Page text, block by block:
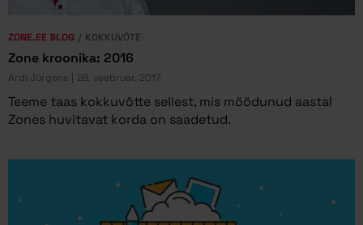
ZONE.EE BLOG KOKKUVÕTE
Zone kroonika: 2016
Ardi Jürgens 28. veebruar, 2017
Teeme taas kokkuvõtte sellest, mis möödunud aastal
Zones huvitavat korda on saadetud.